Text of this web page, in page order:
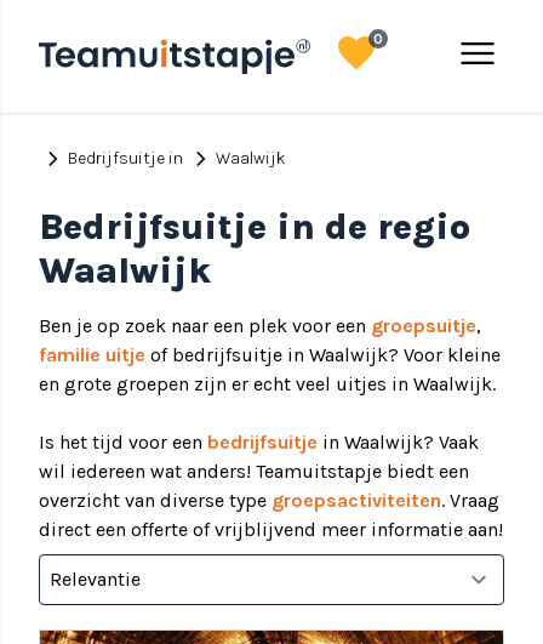
menu
favorite0
chevron_right Bedrijfsuitje in chevron_right Waalwijk
Bedrijfsuitje in de regio
Waalwijk
Ben je op zoek naar een plek voor een groepsuitje,
familie uitje of bedrijfsuitje in Waalwijk? Voor kleine
en grote groepen zijn er echt veel uitjes in Waalwijk.
Is het tijd voor een bedrijfsuitje in Waalwijk? Vaak
wil iedereen wat anders! Teamuitstapje biedt een
overzicht van diverse type groepsactiviteiten. Vraag
direct een offerte of vrijblijvend meer informatie aan!